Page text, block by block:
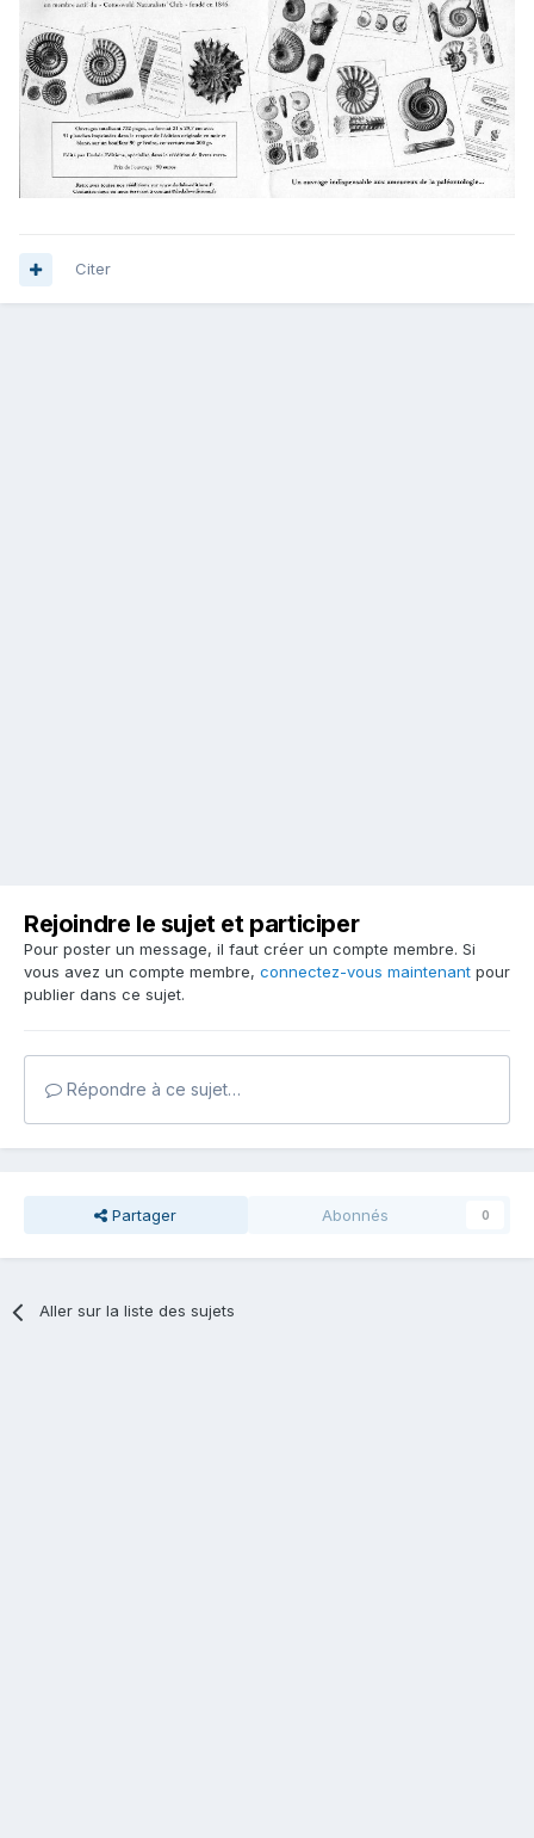
Citer
Rejoindre le sujet et participer
Pour poster un message, il faut créer un compte membre. Si
vous avez un compte membre, connectez-vous maintenant pour
publier dans ce sujet.
Répondre à ce sujet…
Partager Abonnés 0
Aller sur la liste des sujets